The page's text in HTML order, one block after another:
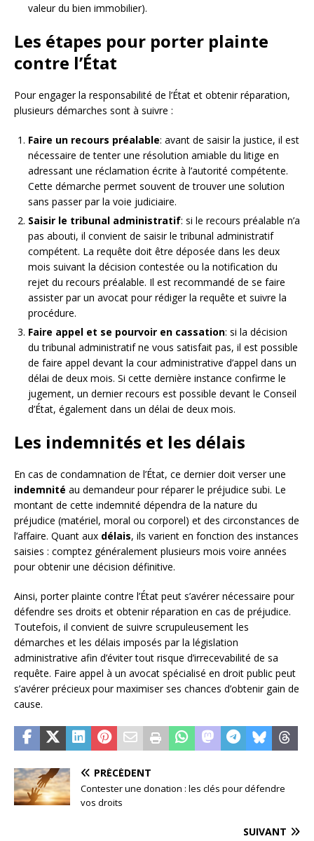
valeur du bien immobilier).
Les étapes pour porter plainte
contre l’État
Pour engager la responsabilité de l’État et obtenir réparation,
plusieurs démarches sont à suivre :
Faire un recours préalable: avant de saisir la justice, il est
nécessaire de tenter une résolution amiable du litige en
adressant une réclamation écrite à l’autorité compétente.
Cette démarche permet souvent de trouver une solution
sans passer par la voie judiciaire.
Saisir le tribunal administratif: si le recours préalable n’a
pas abouti, il convient de saisir le tribunal administratif
compétent. La requête doit être déposée dans les deux
mois suivant la décision contestée ou la notification du
rejet du recours préalable. Il est recommandé de se faire
assister par un avocat pour rédiger la requête et suivre la
procédure.
Faire appel et se pourvoir en cassation: si la décision
du tribunal administratif ne vous satisfait pas, il est possible
de faire appel devant la cour administrative d’appel dans un
délai de deux mois. Si cette dernière instance confirme le
jugement, un dernier recours est possible devant le Conseil
d’État, également dans un délai de deux mois.
Les indemnités et les délais
En cas de condamnation de l’État, ce dernier doit verser une
indemnité au demandeur pour réparer le préjudice subi. Le
montant de cette indemnité dépendra de la nature du
préjudice (matériel, moral ou corporel) et des circonstances de
l’affaire. Quant aux délais, ils varient en fonction des instances
saisies : comptez généralement plusieurs mois voire années
pour obtenir une décision définitive.
Ainsi, porter plainte contre l’État peut s’avérer nécessaire pour
défendre ses droits et obtenir réparation en cas de préjudice.
Toutefois, il convient de suivre scrupuleusement les
démarches et les délais imposés par la législation
administrative afin d’éviter tout risque d’irrecevabilité de sa
requête. Faire appel à un avocat spécialisé en droit public peut
s’avérer précieux pour maximiser ses chances d’obtenir gain de
cause.
PRÉCÉDENT
Contester une donation : les clés pour défendre
vos droits
SUIVANT